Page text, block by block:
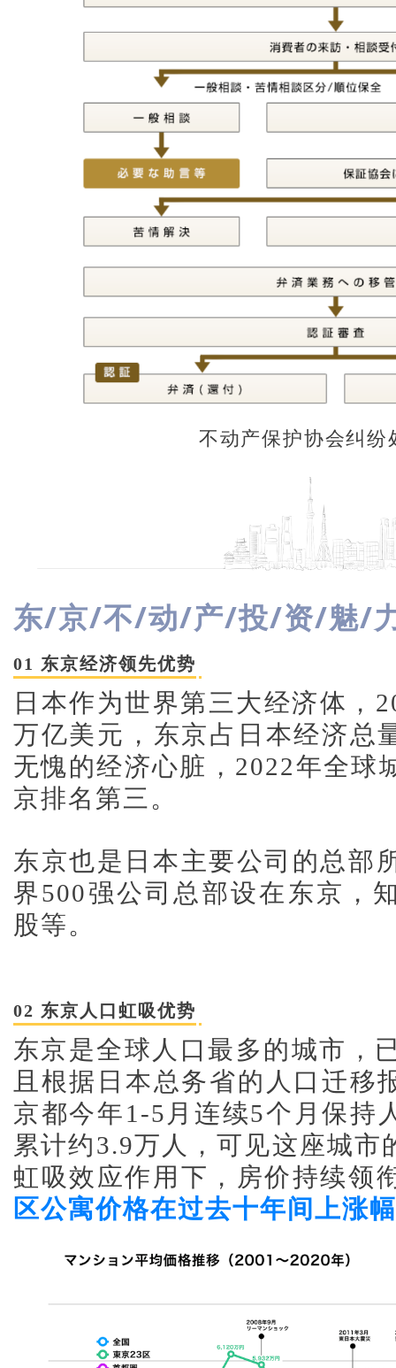
不动产保护协会纠纷
东/京/不/动/产/投/资/魅/
01 东京经济领先优势
日本作为世界第三大经济体，
万亿美元，东京占日本经济总
无愧的经济心脏，2022年全球
京排名第三。
东京也是日本主要公司的总部
界500强公司总部设在东京，
股等。
02 东京人口虹吸优势
东京是全球人口最多的城市，
且根据日本总务省的人口迁移
京都今年1-5月连续5个月保持
累计约3.9万人，可见这座城市
虹吸效应作用下，房价持续领
区公寓价格在过去十年间上涨